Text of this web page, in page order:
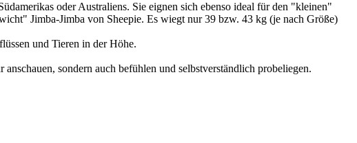
oder Australiens. Sie eignen sich ebenso ideal für den "kleinen"
Jimba-Jimba von Sheepie. Es wiegt nur 39 bzw. 43 kg (je nach Größe)
und Tieren in der Höhe.
anschauen, sondern auch befühlen und selbstverständlich probeliegen.